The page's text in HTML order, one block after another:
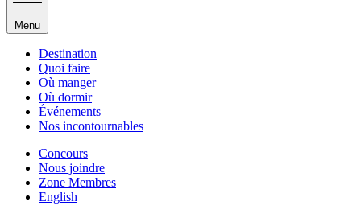
Menu
Destination
Quoi faire
Où manger
Où dormir
Événements
Nos incontournables
Concours
Nous joindre
Zone Membres
English